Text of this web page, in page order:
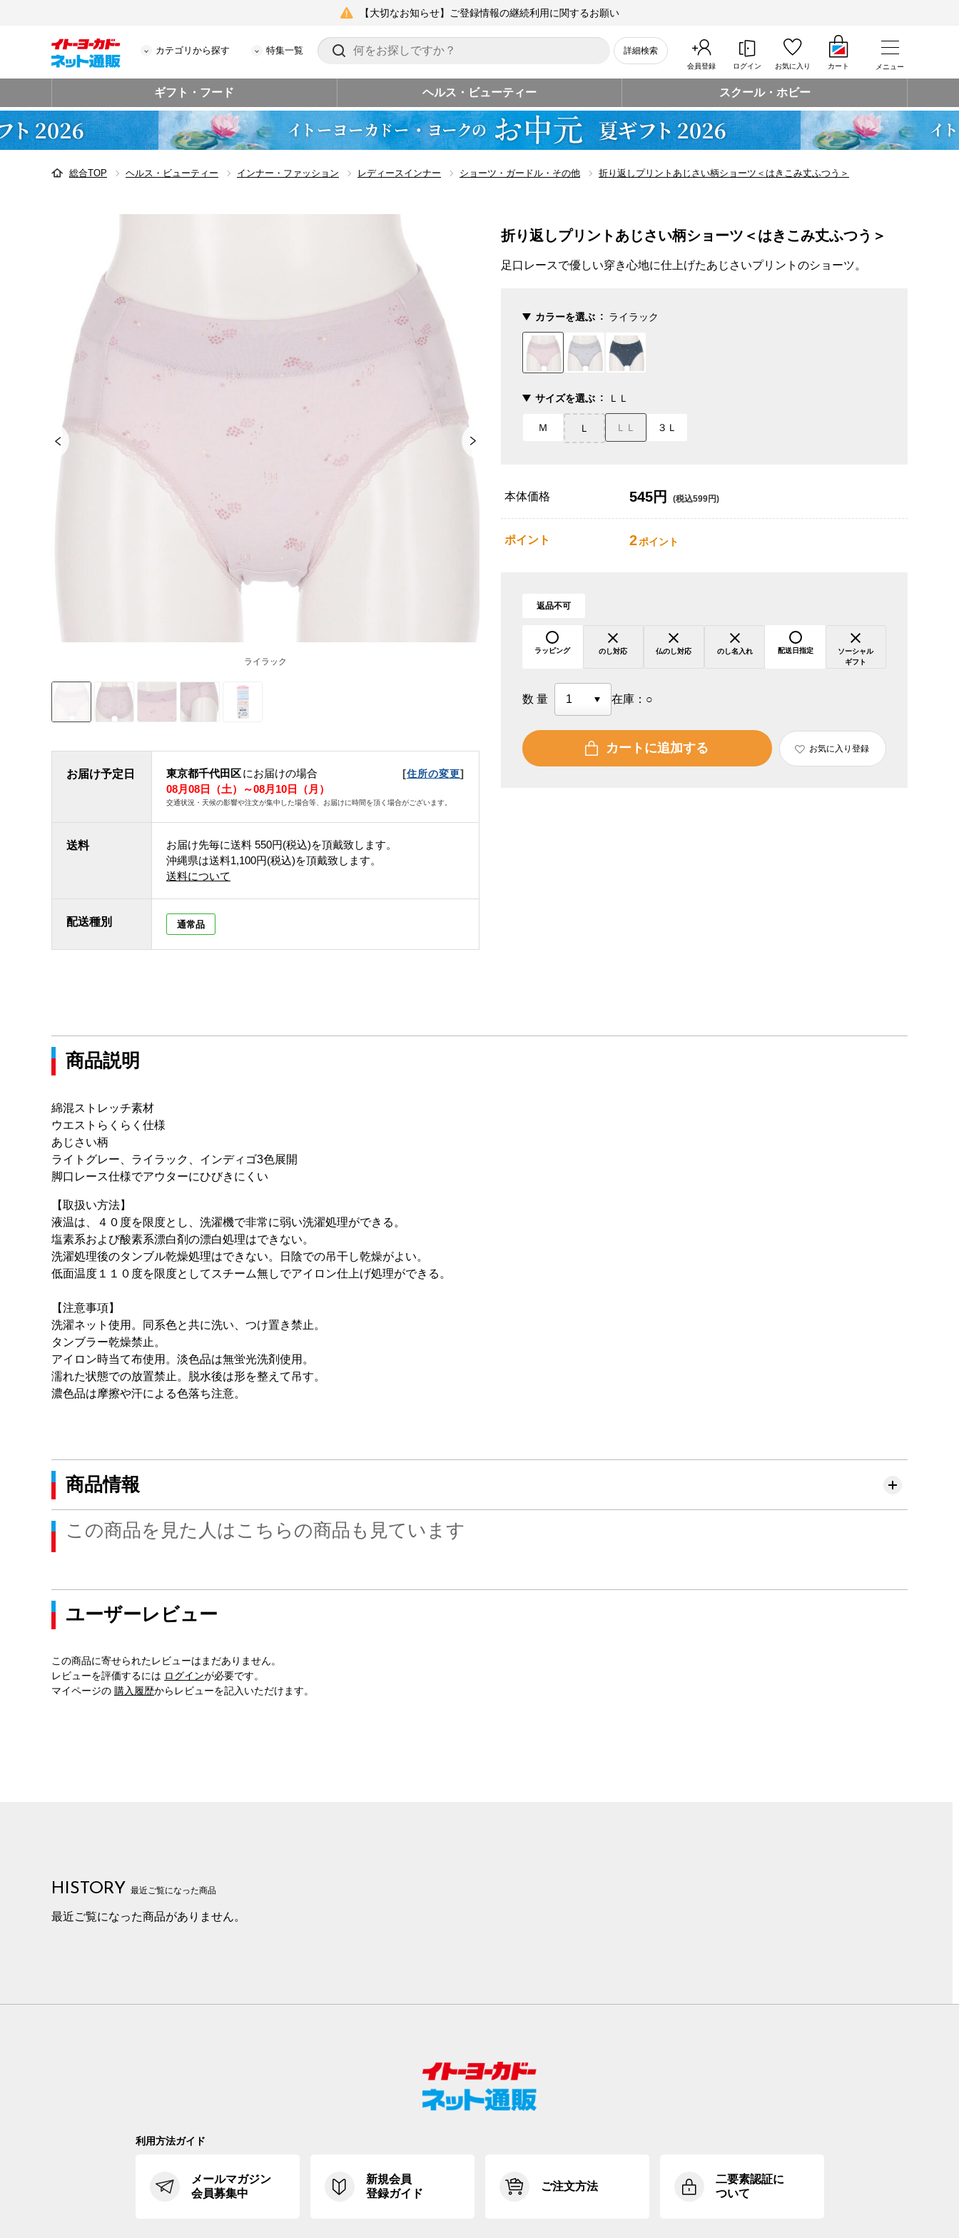
【大切なお知らせ】ご登録情報の継続利用に関するお願い
カテゴリから探す 特集一覧 詳細検索
会員登録 ログイン お気に入り カート メニュー
ギフト・フード ヘルス・ビューティー スクール・ホビー
総合TOP ヘルス・ビューティー インナー・ファッション レディースインナー ショーツ・ガードル・その他 折り返しプリントあじさい柄ショーツ＜はきこみ丈ふつう＞
ライラック
お届け予定日 東京都千代田区にお届けの場合 [住所の変更]
08月08日（土）～08月10日（月）
交通状況・天候の影響や注文が集中した場合等、お届けに時間を頂く場合がございます。
送料 お届け先毎に送料 550円(税込)を頂戴致します。
沖縄県は送料1,100円(税込)を頂戴致します。
送料について
配送種別 通常品
折り返しプリントあじさい柄ショーツ＜はきこみ丈ふつう＞
足口レースで優しい穿き心地に仕上げたあじさいプリントのショーツ。
カラーを選ぶ ライラック
サイズを選ぶ ＬＬ
Ｍ Ｌ ＬＬ ３Ｌ
本体価格 545円 (税込599円)
ポイント 2ポイント
返品不可
ラッピング のし対応 仏のし対応 のし名入れ 配送日指定
ソーシャル
ギフト
数量 在庫： ○
カートに追加する お気に入り登録
商品説明
綿混ストレッチ素材
ウエストらくらく仕様
あじさい柄
ライトグレー、ライラック、インディゴ3色展開
脚口レース仕様でアウターにひびきにくい
【取扱い方法】
液温は、４０度を限度とし、洗濯機で非常に弱い洗濯処理ができる。
塩素系および酸素系漂白剤の漂白処理はできない。
洗濯処理後のタンブル乾燥処理はできない。日陰での吊干し乾燥がよい。
低面温度１１０度を限度としてスチーム無しでアイロン仕上げ処理ができる。
【注意事項】
洗濯ネット使用。同系色と共に洗い、つけ置き禁止。
タンブラー乾燥禁止。
アイロン時当て布使用。淡色品は無蛍光洗剤使用。
濡れた状態での放置禁止。脱水後は形を整えて吊す。
濃色品は摩擦や汗による色落ち注意。
商品情報
この商品を見た人はこちらの商品も見ています
ユーザーレビュー
この商品に寄せられたレビューはまだありません。
レビューを評価するには ログインが必要です。
マイページの 購入履歴からレビューを記入いただけます。
HISTORY 最近ご覧になった商品
最近ご覧になった商品がありません。
利用方法ガイド
メールマガジン
会員募集中
新規会員
登録ガイド
ご注文方法
二要素認証に
ついて